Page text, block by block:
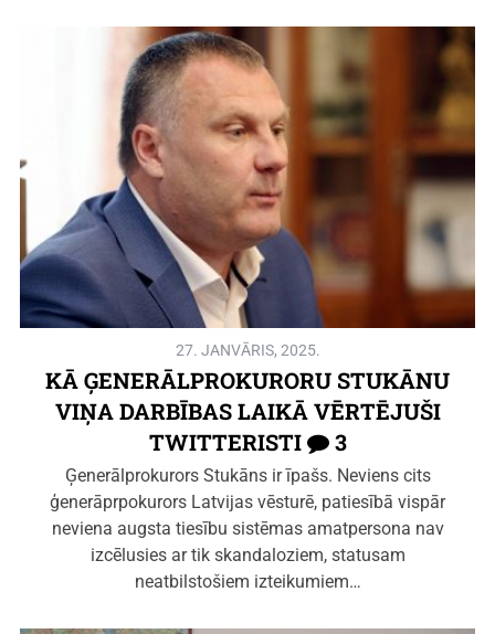
27. JANVĀRIS, 2025.
KĀ ĢENERĀLPROKURORU STUKĀNU
VIŅA DARBĪBAS LAIKĀ VĒRTĒJUŠI
TWITTERISTI
3
Ģenerālprokurors Stukāns ir īpašs. Neviens cits
ģenerāprpokurors Latvijas vēsturē, patiesībā vispār
neviena augsta tiesību sistēmas amatpersona nav
izcēlusies ar tik skandaloziem, statusam
neatbilstošiem izteikumiem…